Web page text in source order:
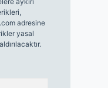
adresine
yasal